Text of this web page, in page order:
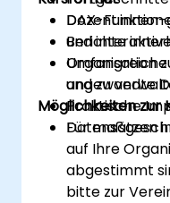
DAX-
Berichte
Organisation
und zu
und
angewandte
Praktische
Datensätzen
Möglichkeiten zur
Für
auf Ihre
abgestimmt
bitte zur